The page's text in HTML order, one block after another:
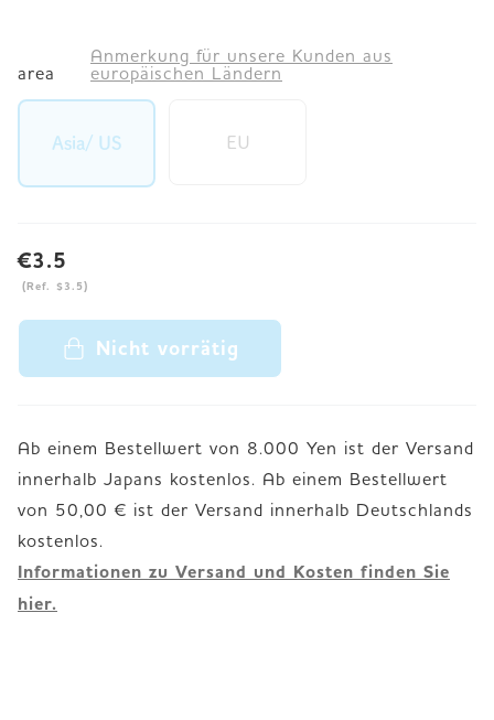
area
Anmerkung für unsere Kunden aus
europäischen Ländern
Asia/ US EU
€3.5
(Ref. $3.5)
Nicht vorrätig
Ab einem Bestellwert von 8.000 Yen ist der Versand
innerhalb Japans kostenlos. Ab einem Bestellwert
von 50,00 € ist der Versand innerhalb Deutschlands
Informationen zu Versand und Kosten finden Sie
hier.